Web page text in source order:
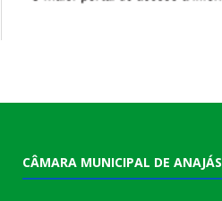
CÂMARA MUNICIPAL DE ANAJÁS